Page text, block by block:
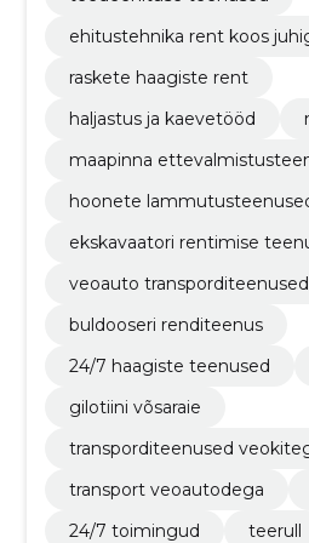
ehitustehnika rent koos
raskete haagiste rent
haljastus ja kaevetööd
maapinna
hoonete
ekskavaatori rentimise
veoauto transporditeenused
buldooseri renditeenus
24/7 haagiste teenused
gilotiini võsaraie
transporditeenused
transport veoautodega
24/7 toimingud
teerull